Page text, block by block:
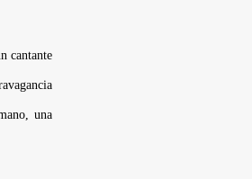
cantante
una